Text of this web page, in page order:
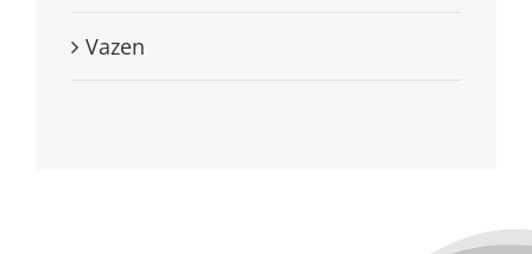
Vazen